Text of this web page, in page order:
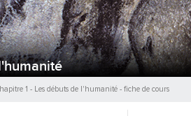
1 - Les débuts de l'humanité - fiche de cours